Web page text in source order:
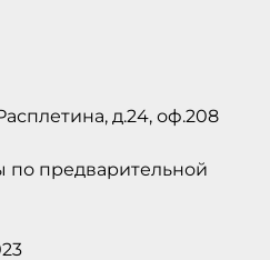
д.24, оф.208
по предварительной